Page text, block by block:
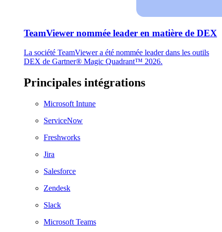
TeamViewer nommée leader en matière de DEX
La société TeamViewer a été nommée leader dans les outils
DEX de Gartner® Magic Quadrant™ 2026.
Principales intégrations
Microsoft Intune
ServiceNow
Freshworks
Jira
Salesforce
Zendesk
Slack
Microsoft Teams